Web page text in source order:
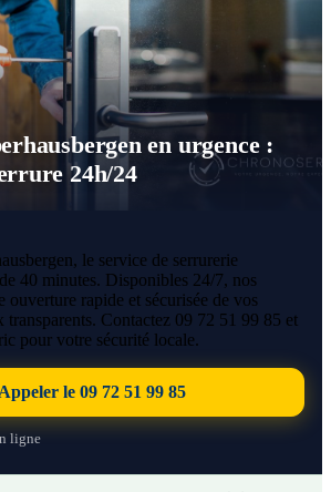
en urgence :
24h/24
le service de serrurerie
40 minutes. Disponibles 24/7, nos
ouverture rapide et sécurisée de vos
transparents. Contactez 09 72 51 99 85 et
pour votre sécurité locale.
le 09 72 51 99 85
ligne